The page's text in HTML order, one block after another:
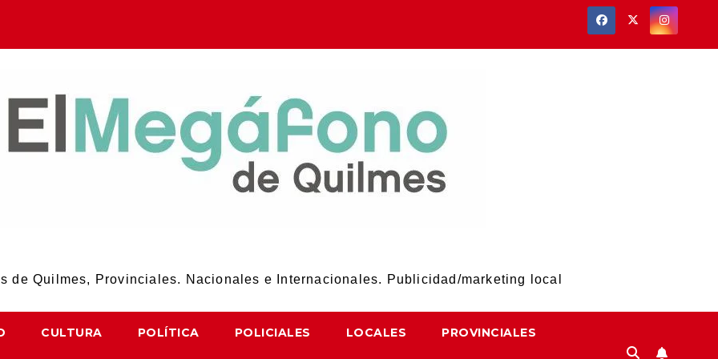
de Quilmes, Provinciales. Nacionales e Internacionales. Publicidad/marketing local
CULTURA POLÍTICA POLICIALES LOCALES PROVINCIALES